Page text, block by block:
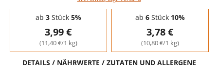
Staffelpreise - Mengenrabatt
ab 3Stück 5%
3,99 €
(11,40 €/1 kg)
ab 6Stück 10%
3,78 €
(10,80 €/1 kg)
DETAILS / NÄHRWERTE / ZUTATEN UND ALLERGENE